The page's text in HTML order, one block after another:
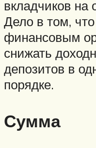
вкладчиков на
Дело в том,
финансовым
снижать
депозитов в
порядке.
Сумма